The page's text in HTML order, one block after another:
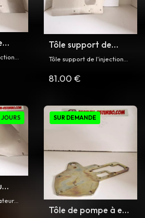
Tôle support de
l'injection pour R5
Tôle support de l'injection
pour Renault 5 Turbo
81.00 €
JOURS SUR DEMANDE
Tôle de pompe à eau